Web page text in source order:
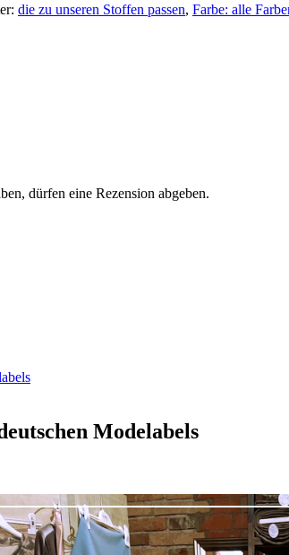
die zu unseren Stoffen passen, Farbe: alle
dürfen eine Rezension abgeben.
Modelabels